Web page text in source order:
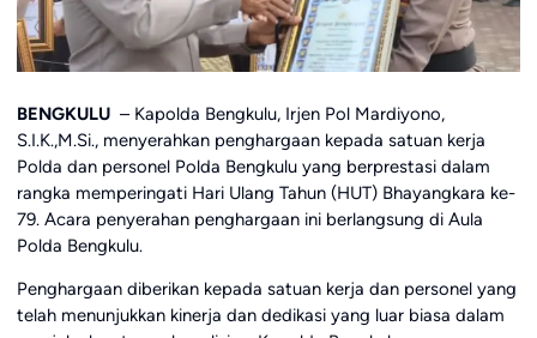
BENGKULU– Kapolda Bengkulu, Irjen Pol Mardiyono,
S.I.K.,M.Si., menyerahkan penghargaan kepada satuan kerja
Polda dan personel Polda Bengkulu yang berprestasi dalam
rangka memperingati Hari Ulang Tahun (HUT) Bhayangkara ke-
79. Acara penyerahan penghargaan ini berlangsung di Aula
Polda Bengkulu.
Penghargaan diberikan kepada satuan kerja dan personel yang
telah menunjukkan kinerja dan dedikasi yang luar biasa dalam